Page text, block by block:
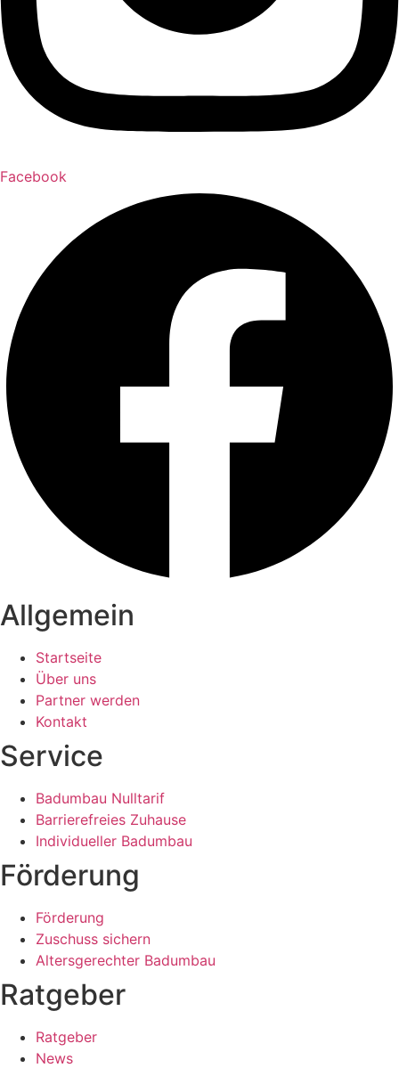
Facebook
Allgemein
Startseite
Über uns
Partner werden
Kontakt
Service
Badumbau Nulltarif
Barrierefreies Zuhause
Individueller Badumbau
Förderung
Förderung
Zuschuss sichern
Altersgerechter Badumbau
Ratgeber
Ratgeber
News